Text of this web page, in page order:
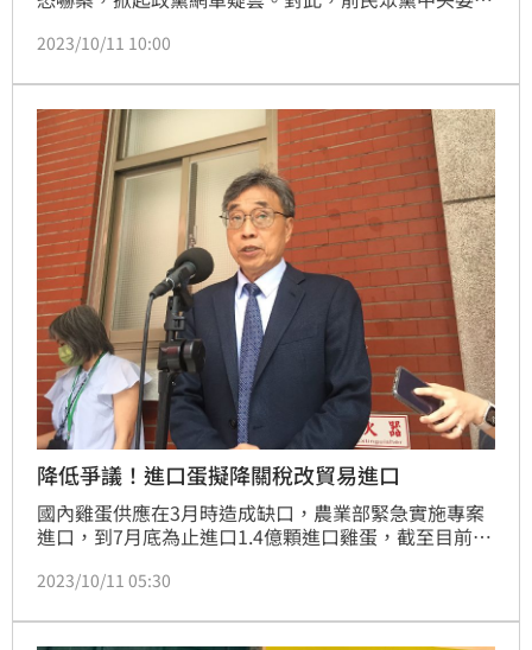
最新民調指出，分析柯文哲支持度上升的3件事，更揭
2023/10/11 10:00
降低爭議！進口蛋擬降關稅改貿易進口
國內雞蛋供應在3月時造成缺口，農業部緊急實施專案
進口，到7月底為止進口1.4億顆進口雞蛋，截至目前為
專案進口，貿易商也進口了6千萬顆雞蛋，農業部代理
食安全的基本代價，但為了避免爭議，未來國內雞蛋所
2023/10/11 05:30